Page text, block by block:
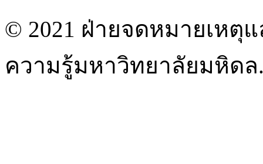
© 2021 ฝ่ายจดหมายเห
ความรู้มหาวิทยาลัยมหิดล.